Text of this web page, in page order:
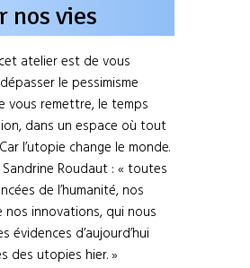
nos vies
atelier est de vous
le pessimisme
vous remettre, le temps
dans un espace où tout
l’utopie change le monde.
Roudaut : « toutes
de l’humanité, nos
nos innovations, qui nous
évidences d’aujourd’hui
des utopies hier. »